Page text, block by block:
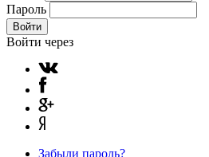
Пароль
Войти
Войти через
Забыли пароль?